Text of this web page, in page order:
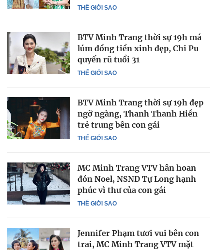
THẾ GIỚI SAO
THẾ GIỚI SAO
BTV Minh Trang thời sự 19h má
lúm đồng tiền xinh đẹp, Chi Pu
quyến rũ tuổi 31
THẾ GIỚI SAO
BTV Minh Trang thời sự 19h đẹp
ngỡ ngàng, Thanh Thanh Hiền
trẻ trung bên con gái
THẾ GIỚI SAO
MC Minh Trang VTV hân hoan
đón Noel, NSND Tự Long hạnh
phúc vì thư của con gái
Jennifer Phạm tươi vui bên con
trai, MC Minh Trang VTV mặt